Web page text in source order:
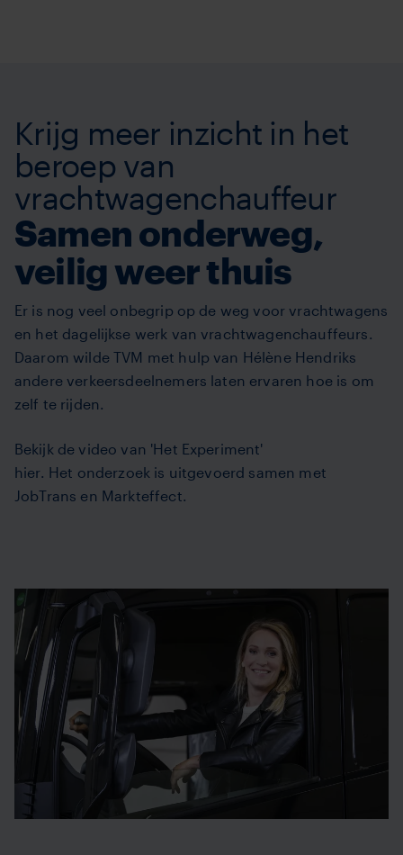
gaan
Samen onderweg,
veilig weer thuis
Krijg meer inzicht in het
beroep van
vrachtwagenchauffeur
Er is nog veel onbegrip op de weg voor vrachtwagens
en het dagelijkse werk van vrachtwagenchauffeurs.
Daarom wilde TVM met hulp van Hélène Hendriks
andere verkeersdeelnemers laten ervaren hoe is om
zelf te rijden.
Bekijk de video van 'Het Experiment'
hier. Het onderzoek is uitgevoerd samen met
JobTrans en Markteffect.